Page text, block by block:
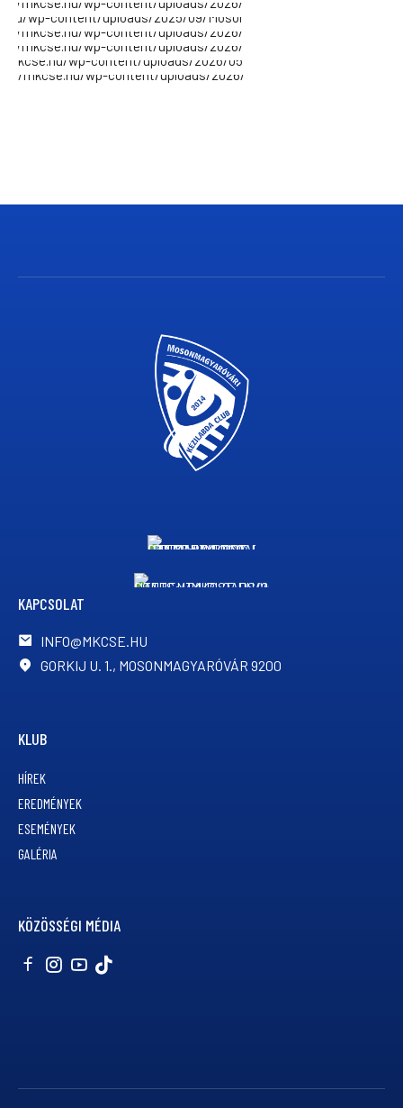
KAPCSOLAT
INFO@MKCSE.HU
GORKIJ U. 1., MOSONMAGYARÓVÁR 9200
KLUB
HÍREK
EREDMÉNYEK
ESEMÉNYEK
GALÉRIA
KÖZÖSSÉGI MÉDIA